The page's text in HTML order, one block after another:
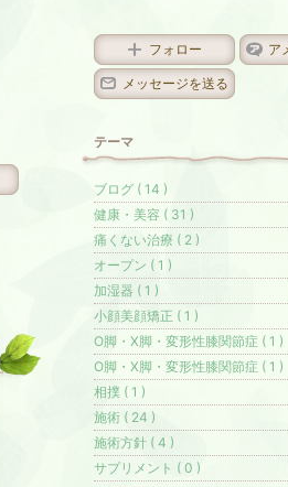
フォロー ア
メッセージを送る
テーマ
ブログ ( 14 )
健康・美容 ( 31 )
痛くない治療 ( 2 )
オープン ( 1 )
加湿器 ( 1 )
小顔美顔矯正 ( 1 )
O脚・X脚・変形性膝関節症 ( 1 )
O脚・X脚・変形性膝関節症 ( 1 )
相撲 ( 1 )
施術 ( 24 )
施術方針 ( 4 )
サプリメント ( 0 )